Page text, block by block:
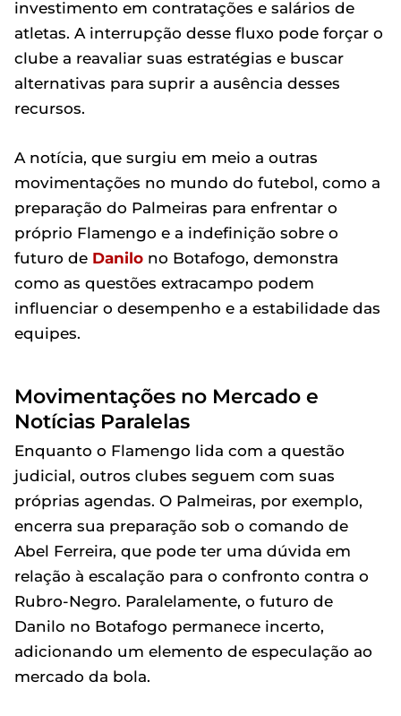
investimento em contratações e salários de
atletas. A interrupção desse fluxo pode forçar o
clube a reavaliar suas estratégias e buscar
alternativas para suprir a ausência desses
recursos.
A notícia, que surgiu em meio a outras
movimentações no mundo do futebol, como a
preparação do Palmeiras para enfrentar o
próprio Flamengo e a indefinição sobre o
futuro de Danilo no Botafogo, demonstra
como as questões extracampo podem
influenciar o desempenho e a estabilidade das
equipes.
Movimentações no Mercado e
Notícias Paralelas
Enquanto o Flamengo lida com a questão
judicial, outros clubes seguem com suas
próprias agendas. O Palmeiras, por exemplo,
encerra sua preparação sob o comando de
Abel Ferreira, que pode ter uma dúvida em
relação à escalação para o confronto contra o
Rubro-Negro. Paralelamente, o futuro de
Danilo no Botafogo permanece incerto,
adicionando um elemento de especulação ao
mercado da bola.